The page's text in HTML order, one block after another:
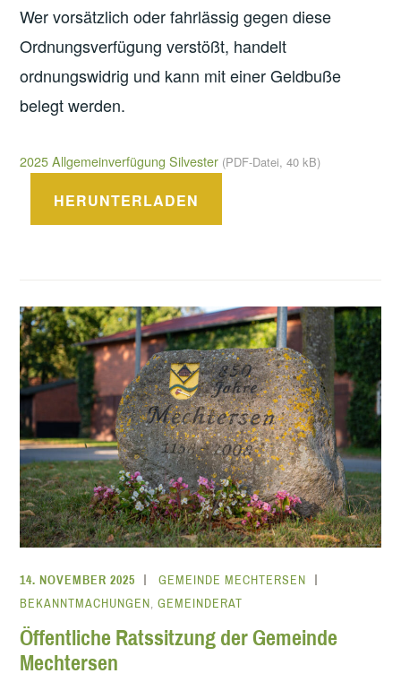
Wer vorsätzlich oder fahrlässig gegen diese
Ordnungsverfügung verstößt, handelt
ordnungswidrig und kann mit einer Geldbuße
belegt werden.
2025 Allgemeinverfügung Silvester (PDF-Datei, 40 kB)
HERUNTERLADEN
14. NOVEMBER 2025
GEMEINDE MECHTERSEN
BEKANNTMACHUNGEN,GEMEINDERAT
Öffentliche Ratssitzung der Gemeinde
Mechtersen